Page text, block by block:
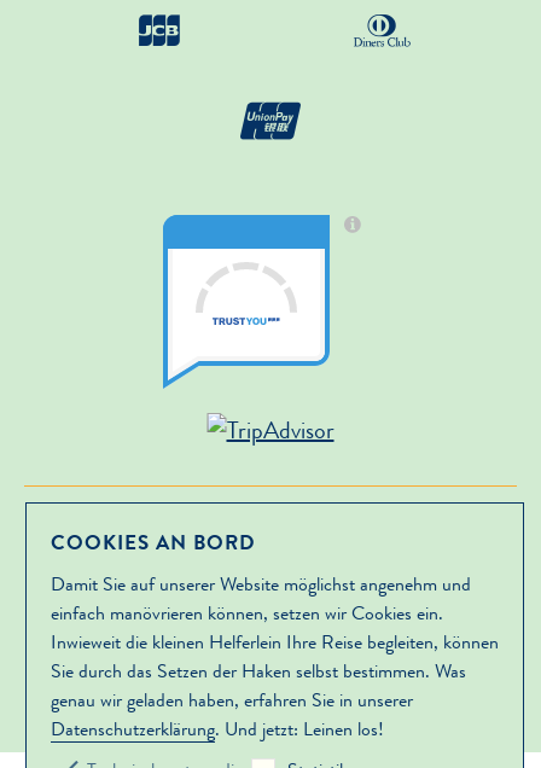
IMPRESSUM AGB
DOWNLOADS
PRESSE UND NEWS
PARTNER VON SEHNSUCHT SYLT
#FLENSBURGLIEBTDICH
COOKIES AN BORD
Damit Sie auf unserer Website möglichst angenehm und
einfach manövrieren können, setzen wir Cookies ein.
Inwieweit die kleinen Helferlein Ihre Reise begleiten, können
Sie durch das Setzen der Haken selbst bestimmen. Was
genau wir geladen haben, erfahren Sie in unserer
Datenschutzerklärung. Und jetzt: Leinen los!